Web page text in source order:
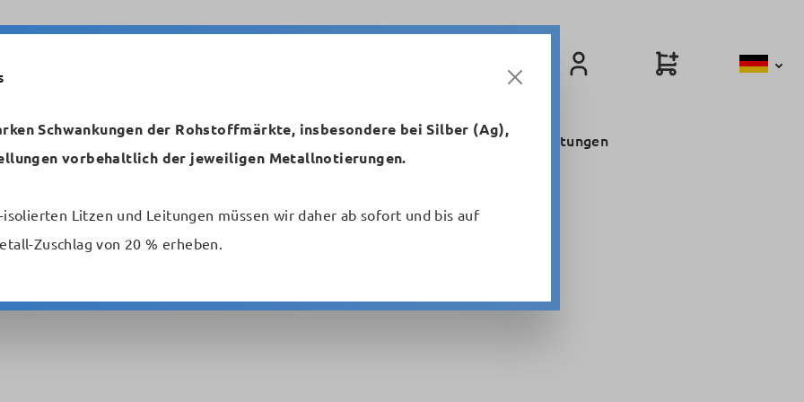
Temperaturbeständig Starkstromleitungen Niederfrequenzleitungen
Schwankungen der Rohstoffmärkte, insbesondere bei Silber (Ag),
vorbehaltlich der jeweiligen Metallnotierungen.
isolierten Litzen und Leitungen müssen wir daher ab sofort und bis auf
Zuschlag von 20 % erheben.